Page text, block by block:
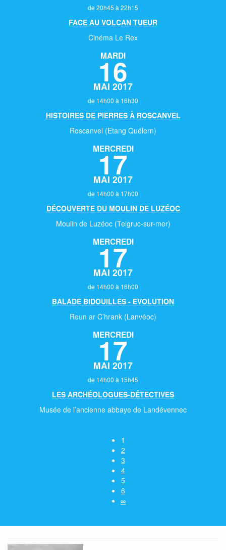
de 20h45 à 22h15
FACE AU VOLCAN TUEUR
Cinéma Le Rex
MARDI
16
MAI 2017
de 14h00 à 16h30
HISTOIRES DE PIERRES À ROSCANVEL
Roscanvel (Etang Quélern)
MERCREDI
17
MAI 2017
de 14h00 à 17h00
DÉCOUVERTE DU MOULIN DE LUZÉOC
Moulin de Luzéoc (Telgruc-sur-mer)
MERCREDI
17
MAI 2017
de 14h00 à 16h00
BALADE BIDOUILLES - EVOLUTION
Reun ar C’hrank (Lanvéoc)
MERCREDI
17
MAI 2017
de 14h00 à 15h45
LES ARCHÉOLOGUES-DÉTECTIVES
Musée de l’ancienne abbaye de Landévennec
1
2
3
4
5
6
∞